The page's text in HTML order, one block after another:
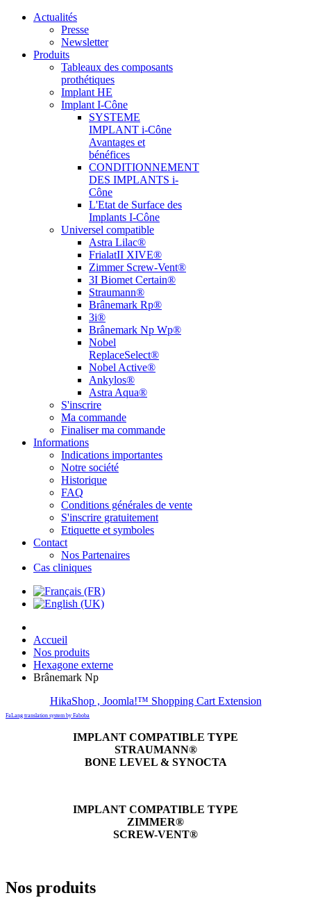
Actualités
Presse
Newsletter
Produits
Tableaux des composants
prothétiques
Implant HE
Implant I-Cône
SYSTEME
IMPLANT i-Cône
Avantages et
bénéfices
CONDITIONNEMENT
DES IMPLANTS i-
Cône
L'Etat de Surface des
Implants I-Cône
Universel compatible
Astra Lilac®
FrialatII XIVE®
Zimmer Screw-Vent®
3I Biomet Certain®
Straumann®
Brânemark Rp®
3i®
Brânemark Np Wp®
Nobel
ReplaceSelect®
Nobel Active®
Ankylos®
Astra Aqua®
S'inscrire
Ma commande
Finaliser ma commande
Informations
Indications importantes
Notre société
Historique
FAQ
Conditions générales de vente
S'inscrire gratuitement
Etiquette et symboles
Contact
Nos Partenaires
Cas cliniques
Accueil
Nos produits
Hexagone externe
Brânemark Np
HikaShop , Joomla!™ Shopping Cart Extension
FaLang translation system by Faboba
IMPLANT COMPATIBLE TYPE
STRAUMANN®
BONE LEVEL & SYNOCTA
IMPLANT COMPATIBLE TYPE
ZIMMER®
SCREW-VENT®
Nos produits